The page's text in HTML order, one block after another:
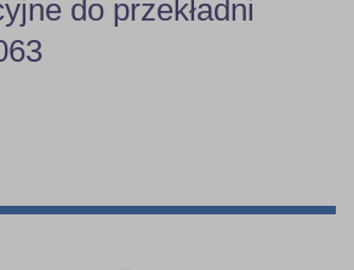
do przekładni